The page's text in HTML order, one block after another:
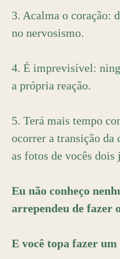
3. Acalma o coração:
no nervosismo.
4. É imprevisível:
a própria reação.
5. Terá mais tempo
ocorrer a transição da
as fotos de vocês
Eu não conheço
arrependeu de fazer
E você topa fazer